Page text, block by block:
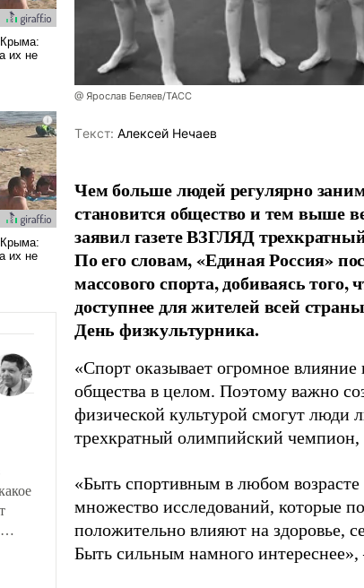
@ Ярослав Беляев/ТАСС
Tекст: Алексей Нечаев
Чем больше людей регулярно
становится общество и тем выше
заявил газете ВЗГЛЯД
По его словам, «Единая Россия»
массового спорта, добиваясь
доступнее для жителей всей
День физкультурника.
«Спорт оказывает огромное влияние
общества в целом. Поэтому важно
физической культурой смогут люди
трехкратный олимпийский
«Быть спортивным в любом
множество исследований, которые
положительно влияют на здоровье,
Быть сильным намного интереснее»,